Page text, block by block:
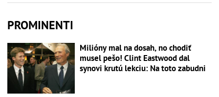
PROMINENTI
Milióny mal na dosah, no chodiť
musel pešo! Clint Eastwood dal
synovi krutú lekciu: Na toto zabudni